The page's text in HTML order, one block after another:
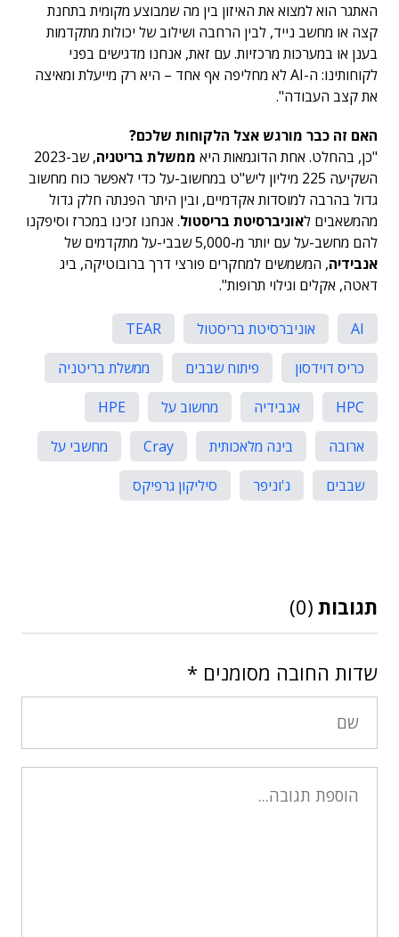
האתגר הוא למצוא את האיזון בין מה שמבוצע מקומית בתחנת
קצה או מחשב נייד, לבין הרחבה ושילוב של יכולות מתקדמות
בענן או במערכות מרכזיות. עם זאת, אנחנו מדגישים בפני
לקוחותינו: ה-AI לא מחליפה אף אחד – היא רק מייעלת ומאיצה
את קצב העבודה".
האם זה כבר מורגש אצל הלקוחות שלכם?
"כן, בהחלט. אחת הדוגמאות היא ממשלת בריטניה
, שב-2023
השקיעה 225 מיליון ליש"ט במחשוב-על כדי לאפשר כוח מחשוב
גדול בהרבה למוסדות אקדמיים, ובין היתר הפנתה חלק גדול
מהמשאבים לאוניברסיטת בריסטול. אנחנו זכינו במכרז וסיפקנו
להם מחשב-על עם יותר מ-5,000 שבבי-על מתקדמים של
אנבידיה, המשמשים למחקרים פורצי דרך ברובוטיקה, ביג
דאטה, אקלים וגילוי תרופות".
AI אוניברסיטת בריסטול
TEAR
כריס דוידסון
פיתוח שבבים
ממשלת בריטניה
HPC
אנבידיה מחשוב על
HPE
ארובה
בינה מלאכותית Cray
מחשבי על
שבבים
ג'וניפר סיליקון גרפיקס
תגובות (0)
שדות החובה מסומנים *